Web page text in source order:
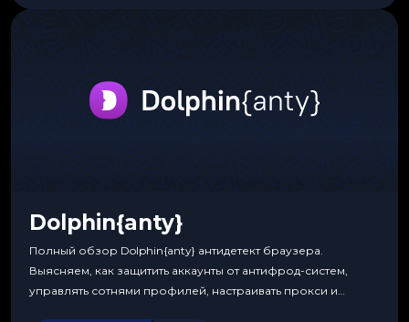
Dolphin{anty}
Полный обзор Dolphin{anty} антидетект браузера.
Выясняем, как защитить аккаунты от антифрод-систем,
управлять сотнями профилей, настраивать прокси и